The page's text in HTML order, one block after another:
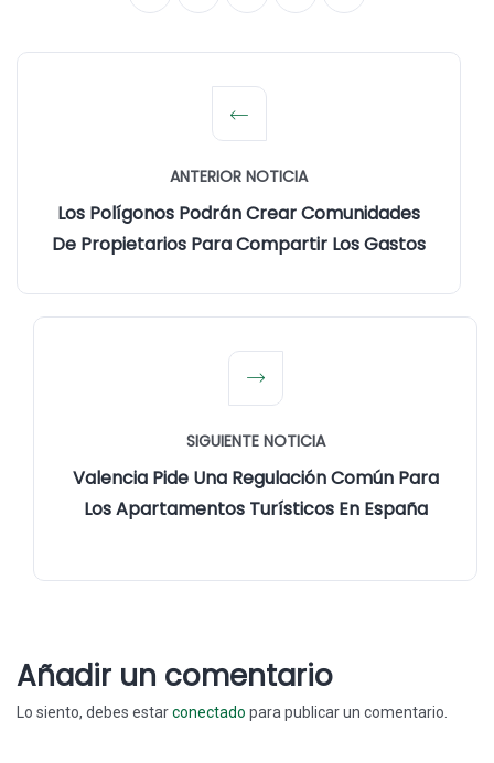
ANTERIOR NOTICIA
Los Polígonos Podrán Crear Comunidades
De Propietarios Para Compartir Los Gastos
SIGUIENTE NOTICIA
Valencia Pide Una Regulación Común Para
Los Apartamentos Turísticos En España
Añadir un comentario
Lo siento, debes estarconectado para publicar un comentario.